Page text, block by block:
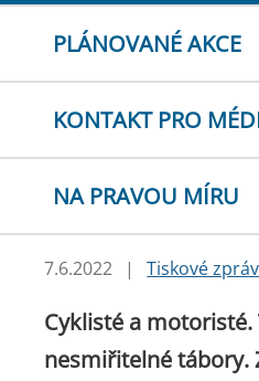
PLÁNOVANÉ AKCE
KONTAKT PRO
NA PRAVOU MÍRU
7.6.2022 | Tiskové
Cyklisté a motoristé.
nesmiřitelné tábory.